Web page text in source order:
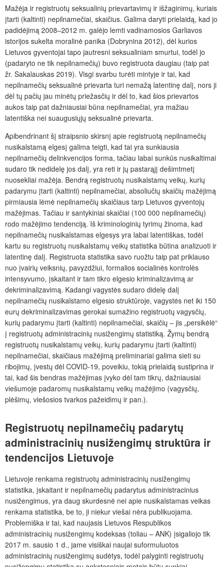
Mažėja ir registruotų seksualinių prievartavimų ir išžaginimų, kuriais
įtarti (kaltinti) nepilnamečiai, skaičius. Galima daryti prielaidą, kad jo
padidėjimą 2008–2012 m. galėjo lemti vadinamosios Garliavos
istorijos sukelta moralinė panika (Dobrynina 2012), dėl kurios
Lietuvos gyventojai tapo jautresni seksualiniam smurtui, todėl jo
(padaryto ne tik nepilnamečių) buvo registruota daugiau (taip pat
žr. Sakalauskas 2019). Visgi svarbu turėti mintyje ir tai, kad
nepilnamečių seksualinė prievarta turi nemažą latentinę dalį, nors ji
dėl tų pačių jau minėtų priežasčių ir dėl to, kad šios prievartos
aukos taip pat dažniausiai būna nepilnamečiai, yra mažiau
latentiška nei suaugusiųjų seksualinė prievarta.
Apibendrinant šį straipsnio skirsnį apie registruotą nepilnamečių
nusikalstamą elgesį galima teigti, kad tai yra sunkiausia
nepilnamečių delinkvencijos forma, tačiau labai sunkūs nusikaltimai
sudaro tik nedidelę jos dalį, yra reti ir jų pastarąjį dešimtmetį
nuosekliai mažėja. Bendrą registruotų nusikalstamų veikų, kurių
padarymu įtarti (kaltinti) nepilnamečiai, absoliučių skaičių mažėjimą
pirmiausia lėmė nepilnamečių skaičiaus tarp Lietuvos gyventojų
mažėjimas. Tačiau ir santykiniai skaičiai (100 000 nepilnamečių)
rodo mažėjimo tendenciją. Iš kriminologinių tyrimų žinoma, kad
nepilnamečių nusikalstamas elgesys yra labai latentiškas, todėl
kartu su registruotų nusikalstamų veikų statistika būtina analizuoti ir
laten­tinę dalį. Registruota statistika savo ruožtu taip pat priklauso
nuo įvairių veiksnių, pavyzdžiui, formalios socialinės kontrolės
intensyvumo, įskaitant ir tam tikro elgesio kriminalizavimą ar
dekriminalizavimą. Kadangi vagystės sudaro didelę dalį
nepilnamečių nusikalstamo elgesio struktūroje, vagystės net iki 150
eurų dekriminalizavimas gerokai sumažino registruotų vagysčių,
kurių padarymu įtarti (kaltinti) nepilnamečiai, skaičių – jis „persikėlė“
į registruotų administracinių nusižengimų statistiką. Žymų bendrą
registruotų nusikalstamų veikų, kurių padarymu įtarti (kaltinti)
nepilnamečiai, skaičiaus mažėjimą preliminariai galima sieti su
ribojimų, įvestų dėl COVID-19, poveikiu, tokią prielaidą sustiprina ir
tai, kad šis bendras mažėjimas įvyko dėl tam tikrų, dažniausiai
viešumoje padaromų nusikalstamų veikų mažėjimo (vagysčių,
plėšimų, viešosios tvarkos pažeidimų ir pan.).
Registruotų nepilnamečių padarytų
administracinių nusižengimų struktūra ir
tendencijos Lietuvoje
Lietuvoje renkama registruotų administracinių nusižengimų
statistika, įskaitant ir nepilnamečių padarytus administracinius
nusižengimus, yra daug skurdesnė nei apie nusikalstamas veikas
renkama statistika, be to, ji niekur viešai nėra publikuojama.
Problemiška ir tai, kad naujasis Lietuvos Respublikos
administracinių nusižengimų kodeksas (toliau – ANK) įsigaliojo tik
2017 m. sausio 1 d., jame visiškai naujai suformuluotos
administracinių nusižengimų sudėtys, todėl palyginti registruotų